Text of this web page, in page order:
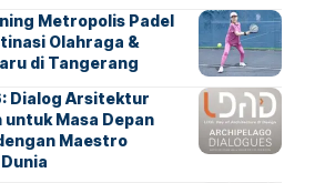
Metropolis Padel
Olahraga &
di Tangerang
Dialog Arsitektur
untuk Masa Depan
Maestro